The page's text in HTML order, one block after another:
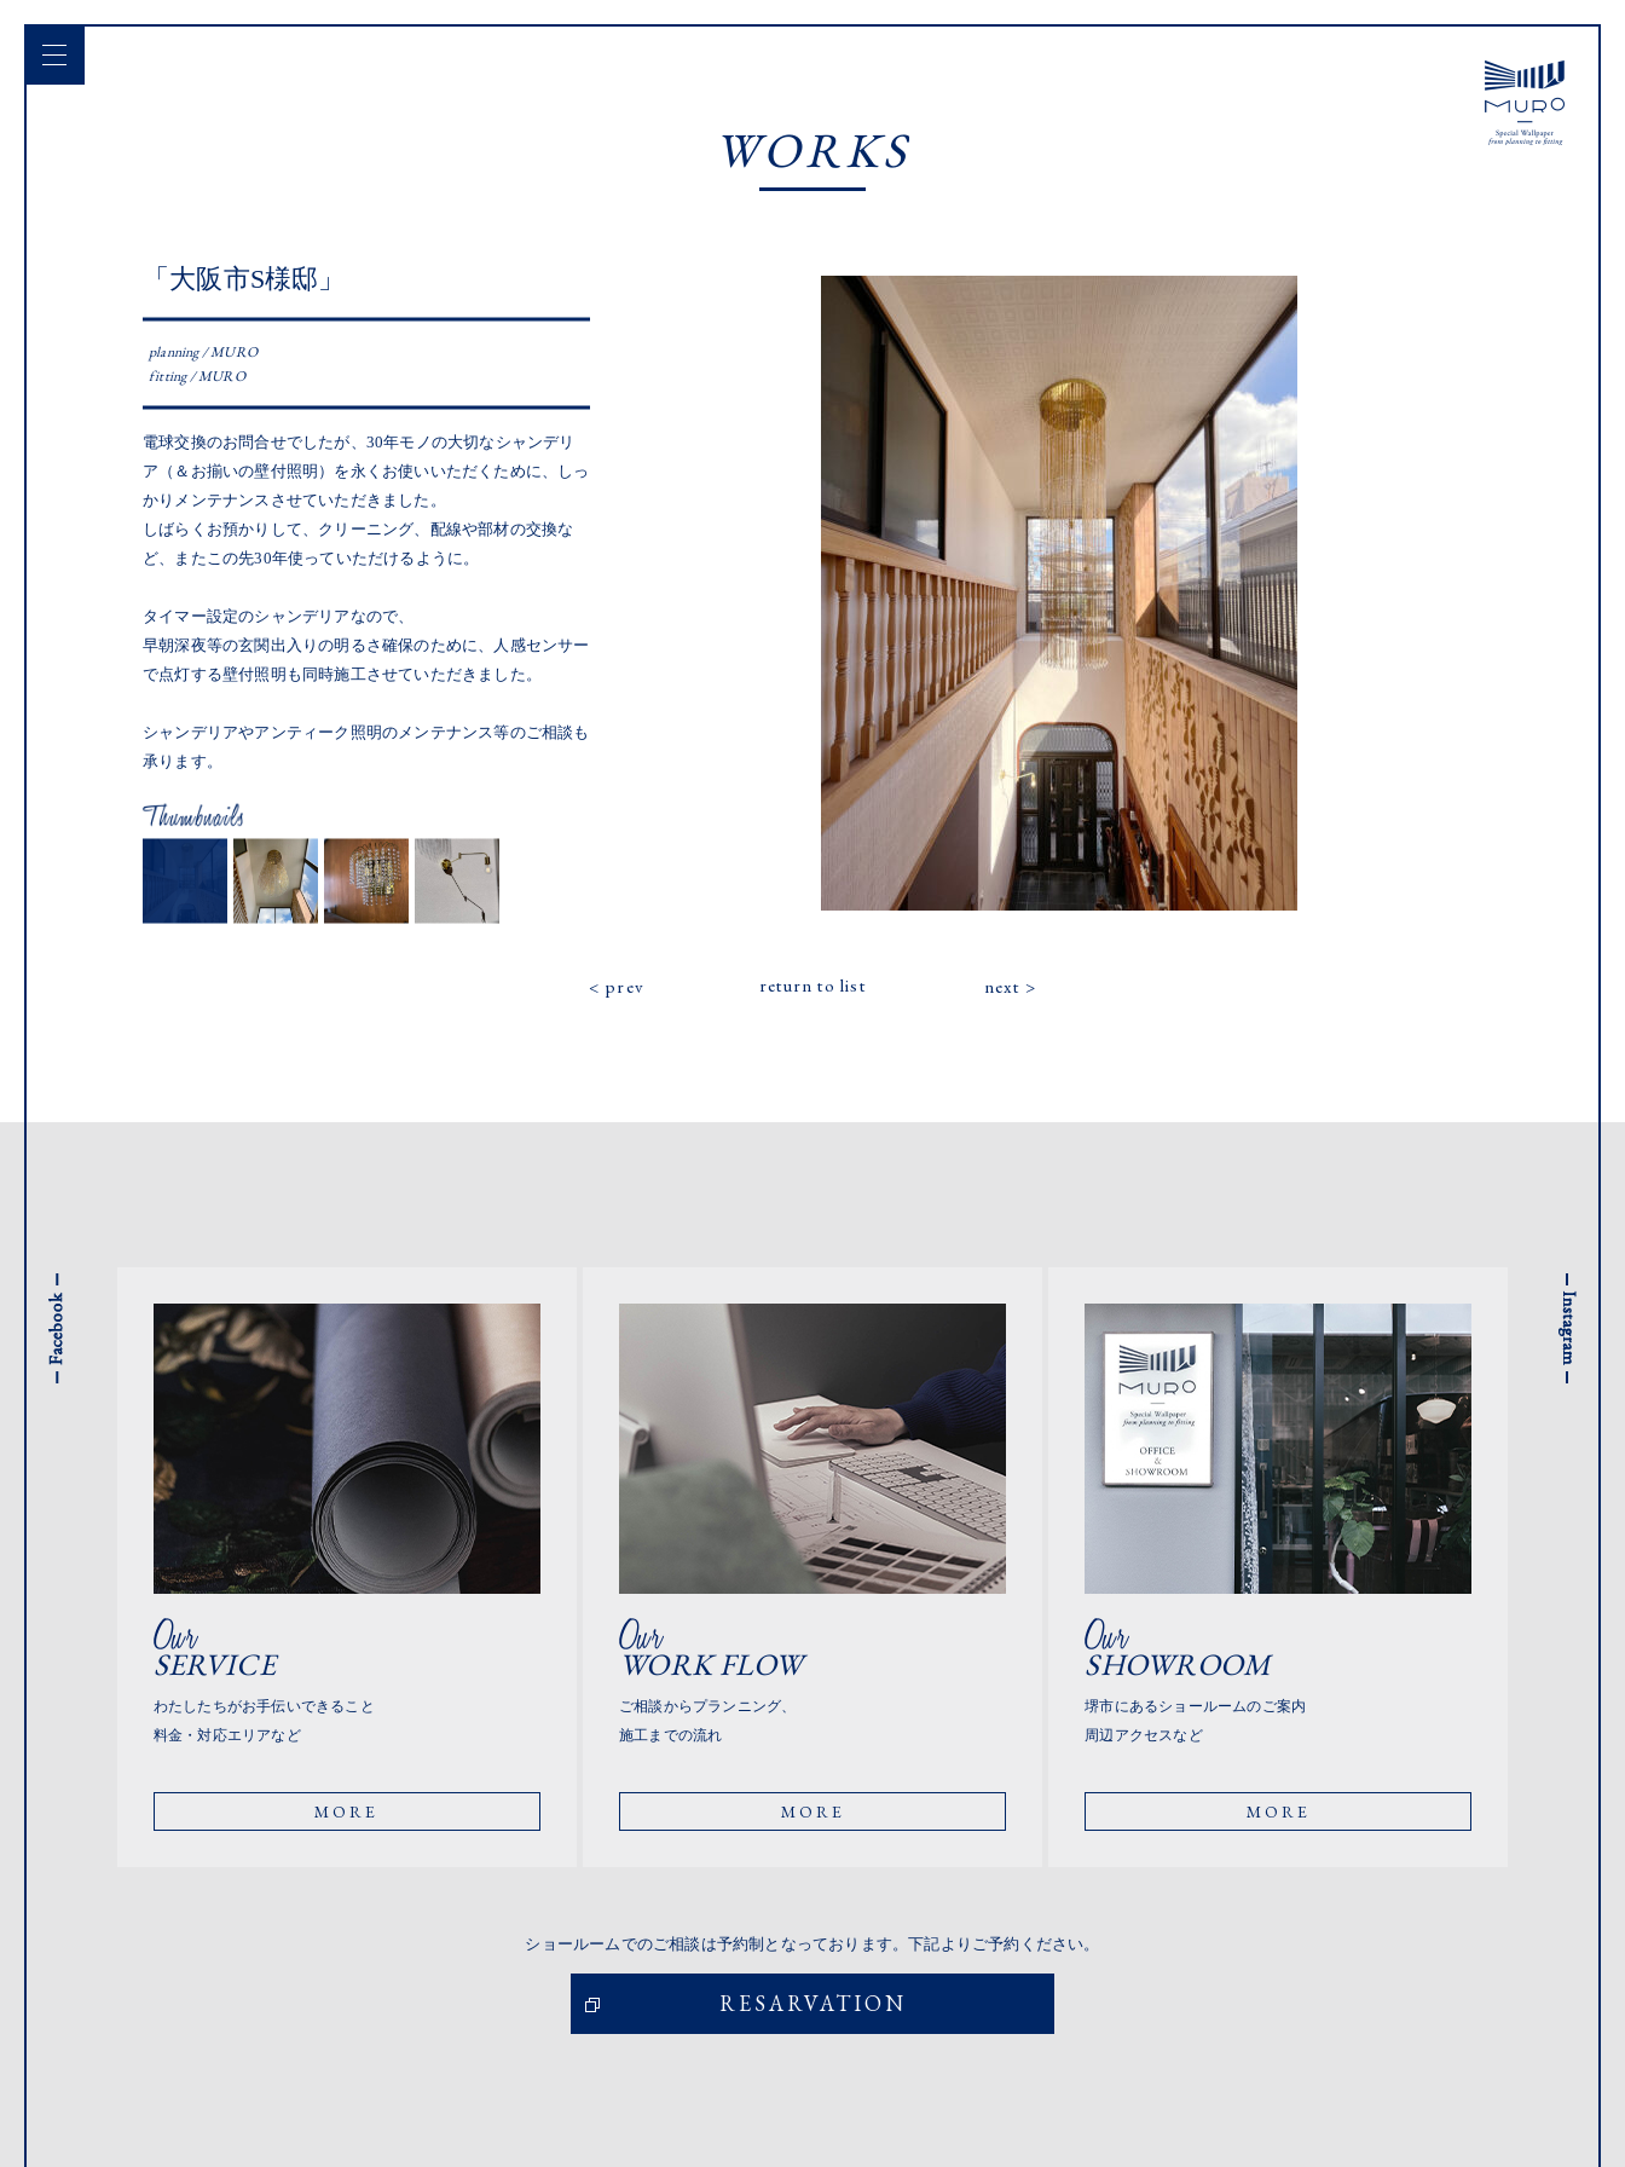
WORKS
「大阪市S様邸」
planning / MURO
fitting / MURO
電球交換のお問合せでしたが、30年モノの大切なシャンデリ
ア（＆お揃いの壁付照明）を永くお使いいただくために、しっ
かりメンテナンスさせていただきました。
しばらくお預かりして、クリーニング、配線や部材の交換な
ど、またこの先30年使っていただけるように。
タイマー設定のシャンデリアなので、
早朝深夜等の玄関出入りの明るさ確保のために、人感センサー
で点灯する壁付照明も同時施工させていただきました。
シャンデリアやアンティーク照明のメンテナンス等のご相談も
承ります。
prev return to list next
SERVICE
わたしたちがお手伝いできること
料金・対応エリアなど
MORE
WORK FLOW
ご相談からプランニング、
施工までの流れ
MORE
SHOWROOM
堺市にあるショールームのご案内
周辺アクセスなど
MORE
ショールームでのご相談は予約制となっております。下記よりご予約ください。
RESARVATION